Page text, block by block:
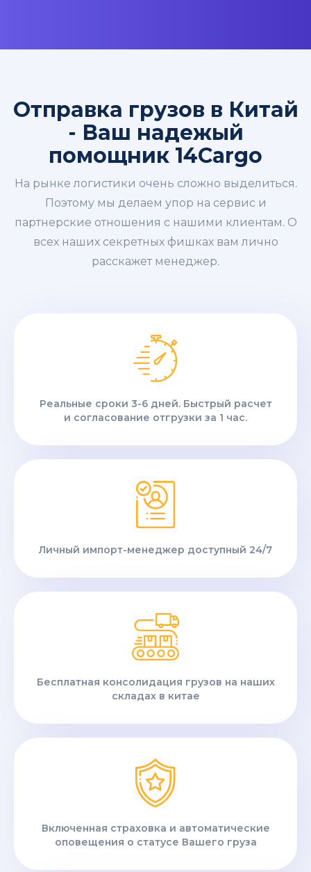
Отправка грузов в Китай
- Ваш надежый
помощник 14Cargo
На рынке логистики очень сложно выделиться.
Поэтому мы делаем упор на сервис и
партнерские отношения с нашими клиентам. О
всех наших секретных фишках вам лично
расскажет менеджер.
Реальные сроки 3-6 дней. Быстрый расчет
и согласование отгрузки за 1 час.
Личный импорт-менеджер доступный 24/7
Бесплатная консолидация грузов на наших
складах в китае
Включенная страховка и автоматические
оповещения о статусе Вашего груза